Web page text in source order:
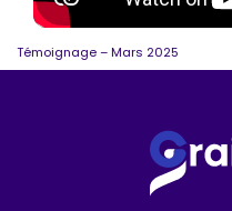
Témoignage – Mars 2025